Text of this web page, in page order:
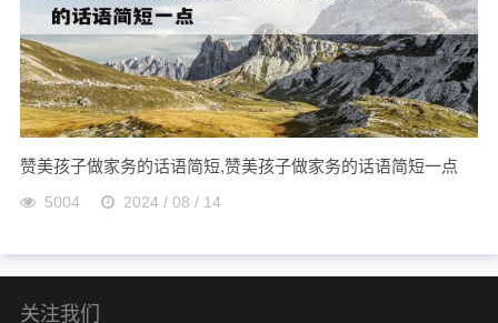
赞美孩子做家务的话语简短,赞美孩子做家务的话语简短一点
5004 2024 / 08 / 14
关注我们